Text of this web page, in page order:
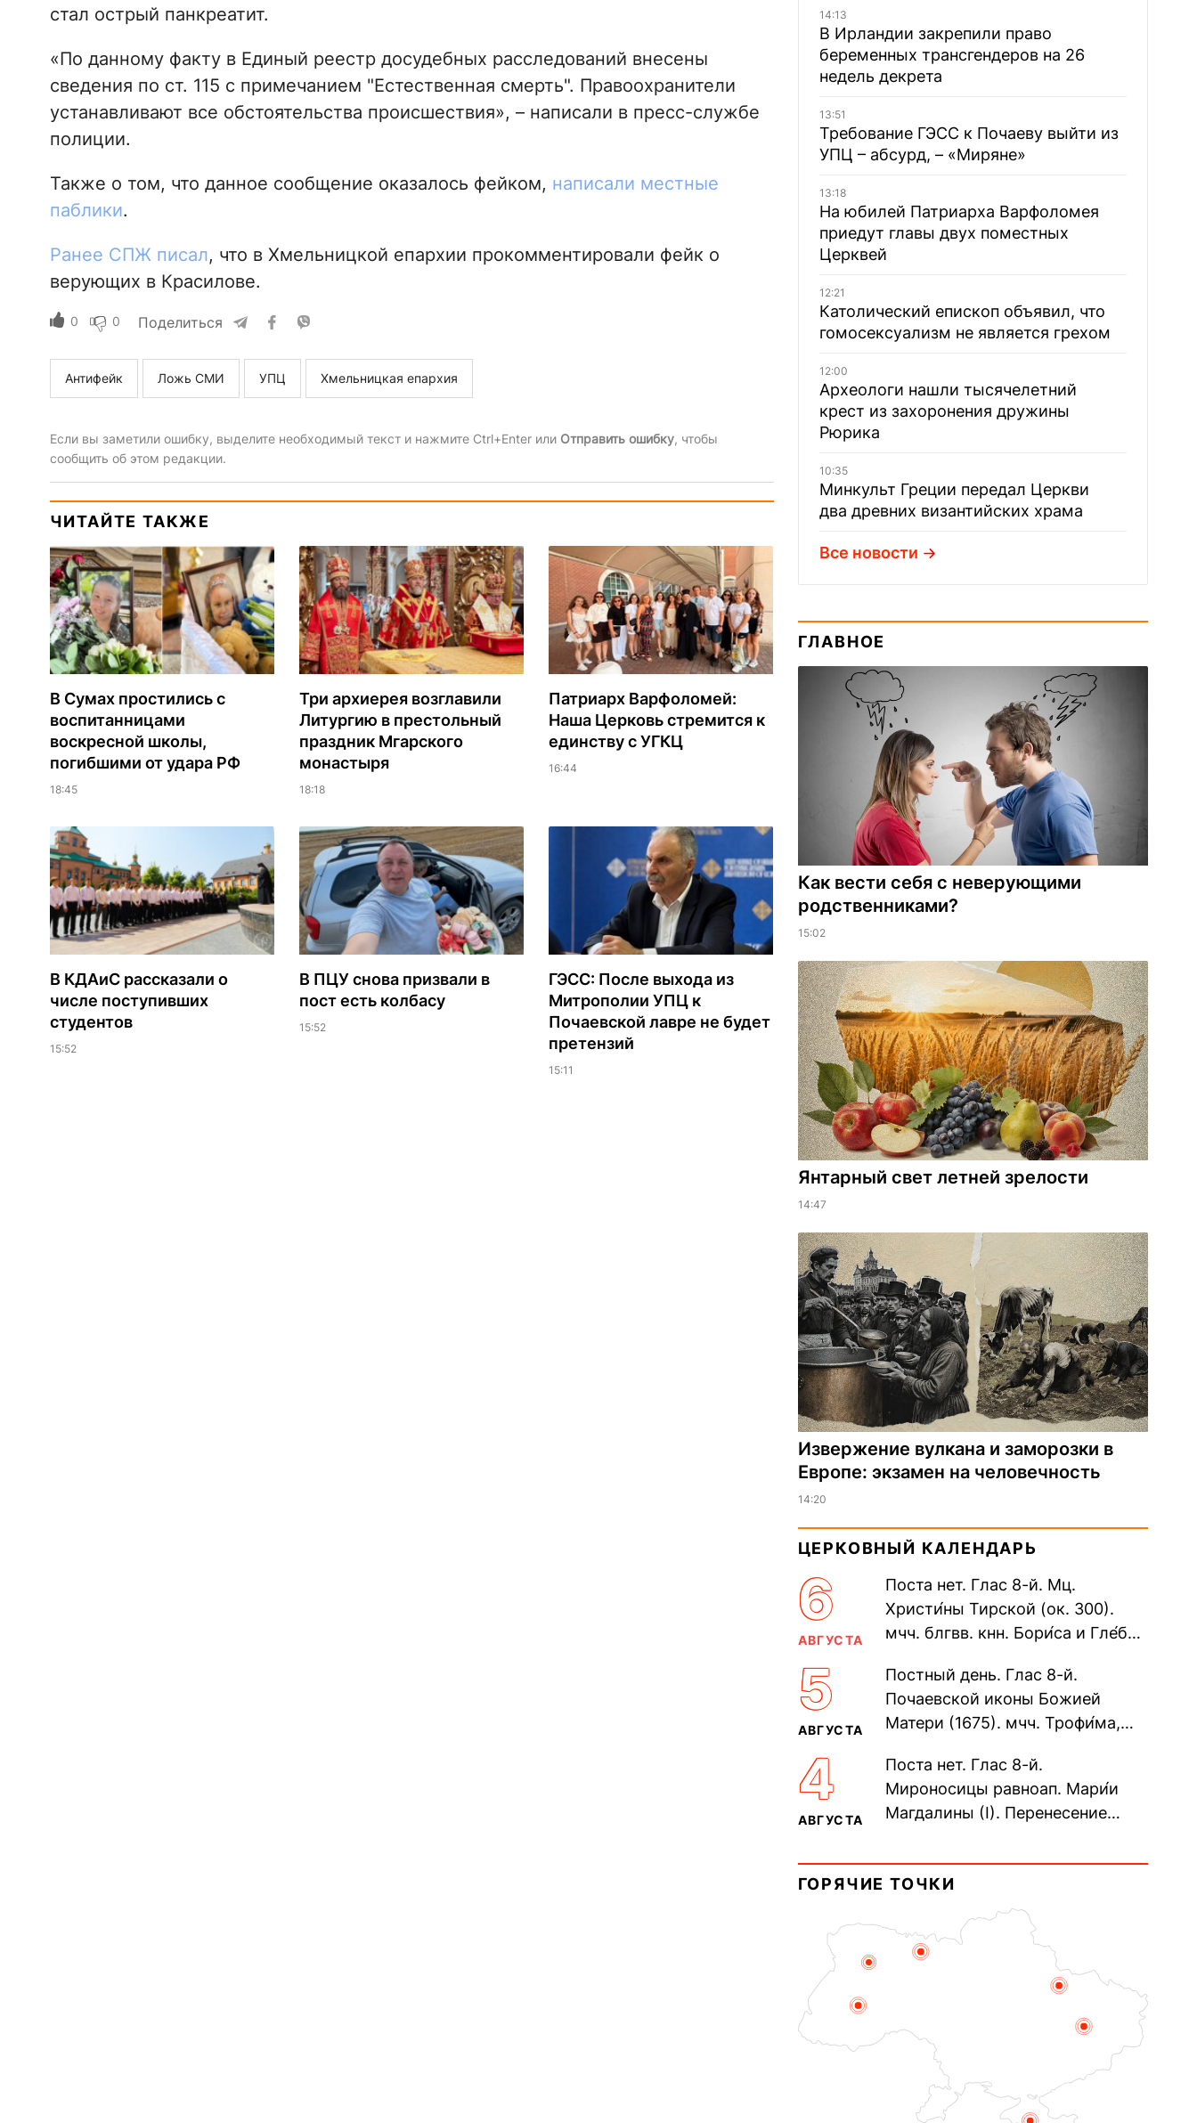
стал острый панкреатит.
«По данному факту в Единый реестр досудебных расследований внесены
сведения по ст. 115 с примечанием "Естественная смерть". Правоохранители
устанавливают все обстоятельства происшествия», – написали в пресс-службе
полиции.
Также о том, что данное сообщение оказалось фейком, написали местные
паблики.
Ранее СПЖ писал, что в Хмельницкой епархии прокомментировали фейк о
верующих в Красилове.
0 0 Поделиться
Антифейк Ложь СМИ УПЦ Хмельницкая епархия
Если вы заметили ошибку, выделите необходимый текст и нажмите Ctrl+Enter или Отправить ошибку, чтобы
сообщить об этом редакции.
ЧИТАЙТЕ ТАКЖЕ
В Сумах простились с
воспитанницами
воскресной школы,
погибшими от удара РФ
18:45
Три архиерея возглавили
Литургию в престольный
праздник Мгарского
монастыря
18:18
Патриарх Варфоломей:
Наша Церковь стремится к
единству с УГКЦ
16:44
В КДАиС рассказали о
числе поступивших
студентов
15:52
В ПЦУ снова призвали в
пост есть колбасу
15:52
ГЭСС: После выхода из
Митрополии УПЦ к
Почаевской лавре не будет
претензий
15:11
14:13
В Ирландии закрепили право
беременных трансгендеров на 26
недель декрета
13:51
Требование ГЭСС к Почаеву выйти из
УПЦ – абсурд, – «Миряне»
13:18
На юбилей Патриарха Варфоломея
приедут главы двух поместных
Церквей
12:21
Католический епископ объявил, что
гомосексуализм не является грехом
12:00
Археологи нашли тысячелетний
крест из захоронения дружины
Рюрика
10:35
Минкульт Греции передал Церкви
два древних византийских храма
Все новости
ГЛАВНОЕ
Как вести себя с неверующими
родственниками?
15:02
Янтарный свет летней зрелости
14:47
Извержение вулкана и заморозки в
Европе: экзамен на человечность
14:20
ЦЕРКОВНЫЙ КАЛЕНДАРЬ
6
АВГУСТА
Поста нет. Глас 8-й. Мц.
Христи́ны Тирской (ок. 300).
мчч. блгвв. кнн. Бори́са и Гле́ба,
Дави́да (1015). Прп....
5
АВГУСТА
Постный день. Глас 8-й.
Почаевской иконы Божией
Матери (1675). мчч. Трофи́ма,
мучеников (284–305). прав.
воина Фео́дора...
4
АВГУСТА
Поста нет. Глас 8-й.
Мироносицы равноап. Мари́и
Магдалины (I). Перенесение
Синопского (403–404). Прп.
Корни́лия...
ГОРЯЧИЕ ТОЧКИ